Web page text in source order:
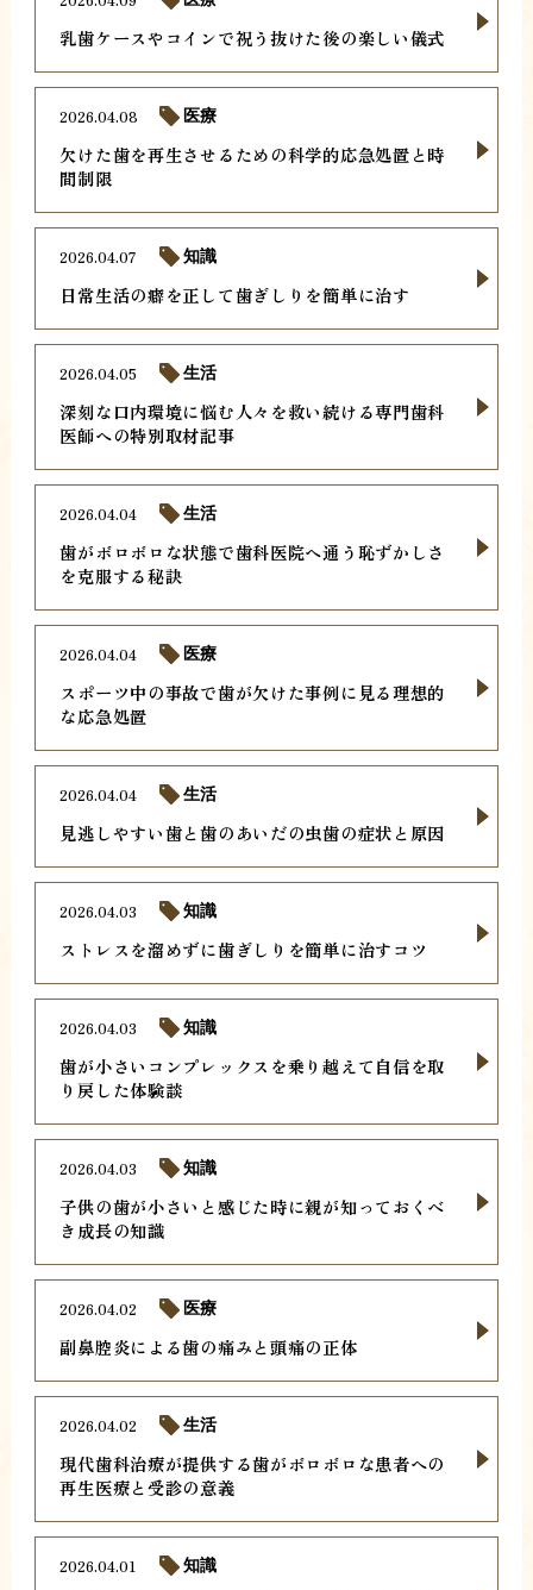
乳歯ケースやコインで祝う抜けた後の楽しい儀式
欠けた歯を再生させるための科学的応急処置と時
間制限
2026.04.08 医療
日常生活の癖を正して歯ぎしりを簡単に治す
2026.04.07 知識
深刻な口内環境に悩む人々を救い続ける専門歯科
医師への特別取材記事
2026.04.05 生活
歯がボロボロな状態で歯科医院へ通う恥ずかしさ
を克服する秘訣
2026.04.04 生活
スポーツ中の事故で歯が欠けた事例に見る理想的
な応急処置
2026.04.04 医療
見逃しやすい歯と歯のあいだの虫歯の症状と原因
2026.04.04 生活
ストレスを溜めずに歯ぎしりを簡単に治すコツ
2026.04.03 知識
歯が小さいコンプレックスを乗り越えて自信を取
り戻した体験談
2026.04.03 知識
子供の歯が小さいと感じた時に親が知っておくべ
き成長の知識
2026.04.03 知識
副鼻腔炎による歯の痛みと頭痛の正体
2026.04.02 医療
現代歯科治療が提供する歯がボロボロな患者への
再生医療と受診の意義
2026.04.02 生活
2026.04.01 知識